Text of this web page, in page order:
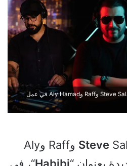
Habibi.. تعاون فني يجمع Steve Salameh وRaff وAly Hamad في عمل
Steve
Salameh وRaff وAly